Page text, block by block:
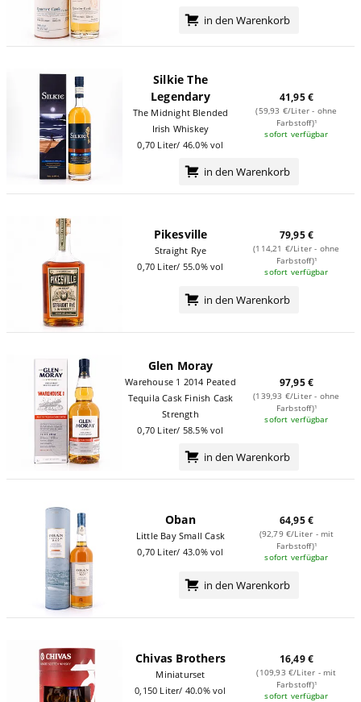
in den Warenkorb
Silkie The
Legendary
The Midnight Blended
Irish Whiskey
0,70 Liter/ 46.0% vol
41,95 €
(59,93 €/Liter - ohne
Farbstoff)¹
sofort verfügbar
in den Warenkorb
Pikesville
Straight Rye
0,70 Liter/ 55.0% vol
79,95 €
(114,21 €/Liter - ohne
Farbstoff)¹
sofort verfügbar
in den Warenkorb
Glen Moray
Warehouse 1 2014 Peated
Tequila Cask Finish Cask
Strength
0,70 Liter/ 58.5% vol
97,95 €
(139,93 €/Liter - ohne
Farbstoff)¹
sofort verfügbar
in den Warenkorb
Oban
Little Bay Small Cask
0,70 Liter/ 43.0% vol
64,95 €
(92,79 €/Liter - mit
Farbstoff)¹
sofort verfügbar
in den Warenkorb
Chivas Brothers
Miniaturset
0,150 Liter/ 40.0% vol
16,49 €
(109,93 €/Liter - mit
Farbstoff)¹
sofort verfügbar